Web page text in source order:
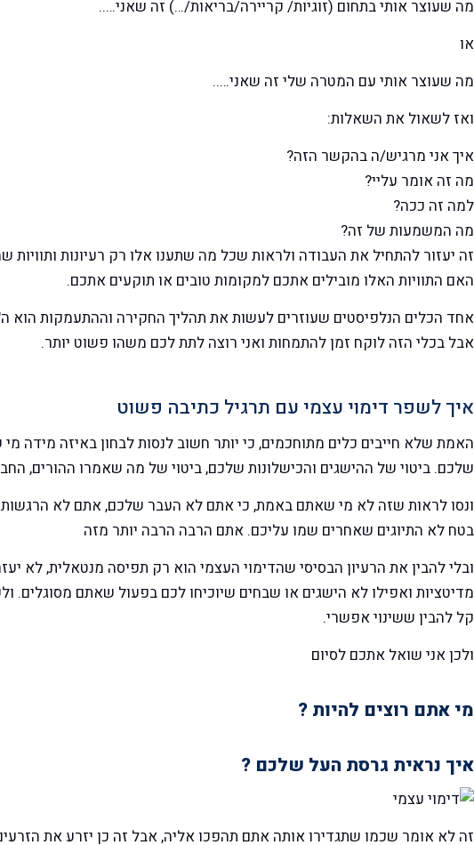
מה שעוצר אותי בתחום (זוגיות/ קריירה/בריאות/…) זה שאני…..
או
מה שעוצר אותי עם המטרה שלי זה שאני…..
ואז לשאול את השאלות:
איך אני מרגיש/ה בהקשר הזה?
מה זה אומר עליי?
למה זה ככה?
מה המשמעות של זה?
זה יעזור להתחיל את העבודה ולראות שכל מה שתענו אלו רק רעיונות
האם התוויות האלו מובילים אתכם למקומות טובים או תוקעים אתכם.
אחד הכלים הנלפיסטים שעוזרים לעשות את תהליך החקירה וההתעמקות
אבל בכלי הזה לוקח זמן להתמחות ואני רוצה לתת לכם משהו פשוט יותר.
איך לשפר דימוי עצמי עם תרגיל כתיבה פשוט
האמת שלא חייבים כלים מתוחכמים, כי יותר חשוב לנסות לבחון באיזה מידה
שלכם. ביטוי של ההישגים והכישלונות שלכם, ביטוי של מה שאמרו ההורים,
ונסו לראות שזה לא מי שאתם באמת, כי אתם לא העבר שלכם, אתם לא
בטח לא התיוגים שאחרים שמו עליכם. אתם הרבה הרבה יותר מזה
ובלי להבין את הרעיון הבסיסי שהדימוי העצמי הוא רק תפיסה מנטאלית, לא
מדיטציות ואפילו לא הישגים או שבחים שיוכיחו לכם בפעול שאתם מסוגלים.
קל להבין ששינוי אפשרי.
ולכן אני שואל אתכם לסיום
מי אתם רוצים להיות ?
איך נראית גרסת העל שלכם ?